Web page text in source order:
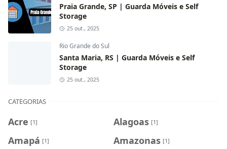
Praia Grande, SP | Guarda Móveis e Self
Storage
25 out., 2025
Rio Grande do Sul
Santa Maria, RS | Guarda Móveis e Self
Storage
25 out., 2025
CATEGORIAS
Acre [1] Alagoas [1]
Amapá [1] Amazonas [1]